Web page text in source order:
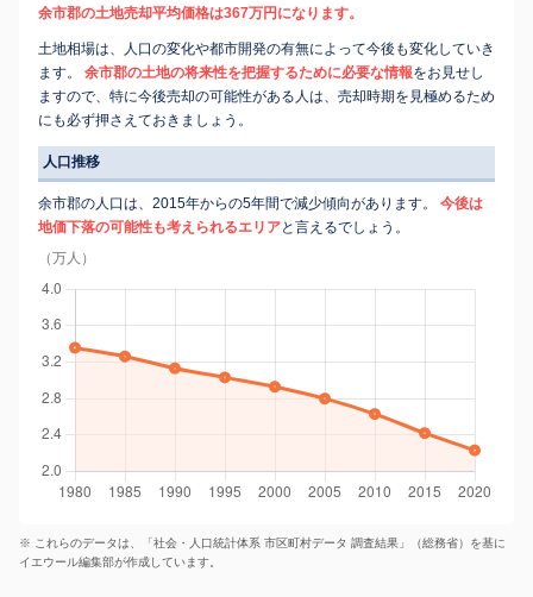
余市郡の土地売却平均価格は367万円になります。
土地相場は、人口の変化や都市開発の有無によって今後も変化していき
ます。
余市郡の土地の将来性を把握するために必要な情報をお見せし
ますので、特に今後売却の可能性がある人は、売却時期を見極めるため
にも必ず押さえておきましょう。
人口推移
余市郡の人口は、2015年からの5年間で減少傾向があります。
今後は
地価下落の可能性も考えられるエリアと言えるでしょう。
（万人）
※ これらのデータは、「社会・人口統計体系 市区町村データ 調査結果」（総務省）を基に
イエウール編集部が作成しています。